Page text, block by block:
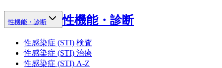
性機能・診断 性機能・診断
性感染症 (STI) 検査
性感染症 (STI) 治療
性感染症 (STI) A-Z